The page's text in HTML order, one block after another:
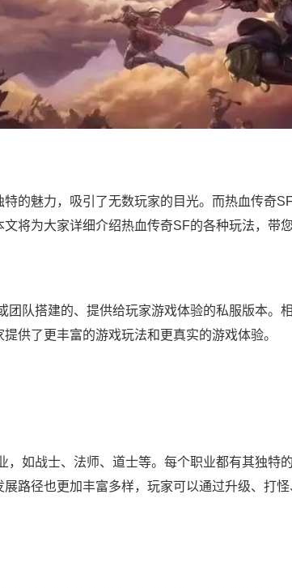
的魅力，吸引了无数玩家的目光。而热血传奇
将为大家详细介绍热血传奇SF的各种玩法，带
队搭建的、提供给玩家游戏体验的私服版本。
供了更丰富的游戏玩法和更真实的游戏体验。
，如战士、法师、道士等。每个职业都有其独特
路径也更加丰富多样，玩家可以通过升级、打怪